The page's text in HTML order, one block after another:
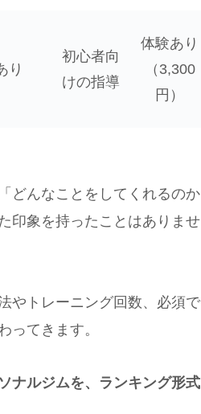
り
初心者向
けの指導
体験あり
（3,300
円）
どんなことをしてくれるのか
印象を持ったことはありませ
やトレーニング回数、必須で
ってきます。
ナルジムを、ランキング形式